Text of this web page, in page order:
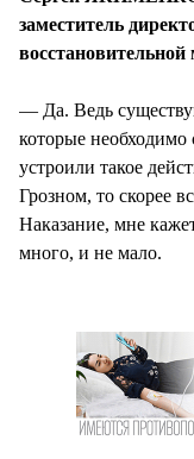
заместитель
— Да. Ведь
которые
устроили такое
Грозном, то скорее
Наказание, мне
много, и не мало.